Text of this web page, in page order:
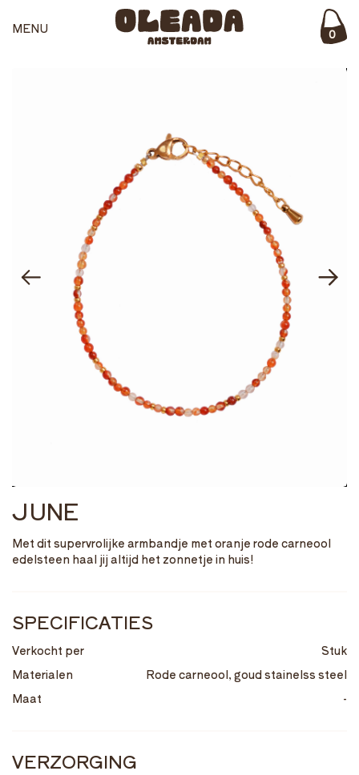
MENU 0
JUNE
Met dit supervrolijke armbandje met oranje rode carneool
edelsteen haal jij altijd het zonnetje in huis!
SPECIFICATIES
Verkocht per
Stuk
Materialen
Rode carneool, goud stainelss steel
Maat
-
VERZORGING